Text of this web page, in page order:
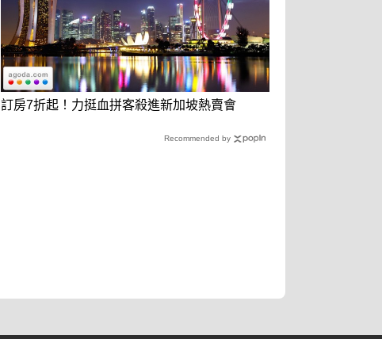
訂房7折起！力挺血拼客殺進新加坡熱賣會
Recommended by